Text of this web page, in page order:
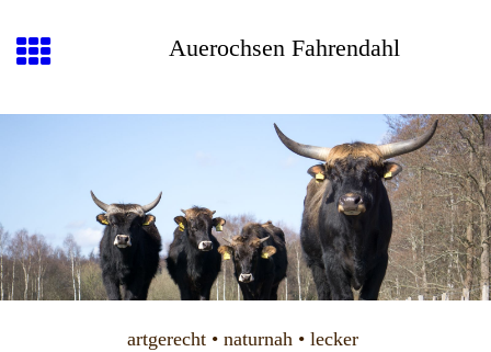
Auerochsen Fahrendahl
artgerecht • naturnah • lecker